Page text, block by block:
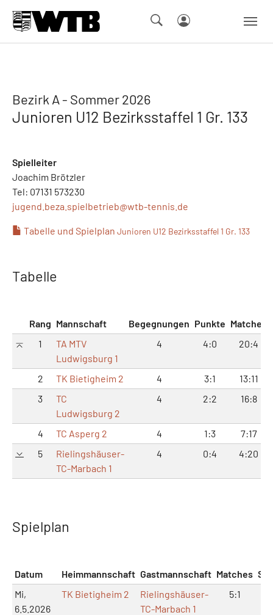
Bezirk A - Sommer 2026
Junioren U12 Bezirksstaffel 1 Gr. 133
Spielleiter
Joachim Brötzler
Tel: 07131 573230
jugend.beza.spielbetrieb@wtb-tennis.de
Tabelle und Spielplan Junioren U12 Bezirksstaffel 1 Gr. 133
Tabelle
Rang Mannschaft Begegnungen Punkte Matches
1
TA MTV
Ludwigsburg 1
4 4:0 20:4
2 TK Bietigheim 2 4 3:1 13:11
3
TC
Ludwigsburg 2
4 2:2 16:8
4 TC Asperg 2 4 1:3
7:17
5
Rielingshäuser-
TC-Marbach 1
4 0:4 4:20
Spielplan
Datum Heimmannschaft Gastmannschaft Matches
Mi,
6.5.2026
TK Bietigheim 2
Rielingshäuser-
TC-Marbach 1
5:1